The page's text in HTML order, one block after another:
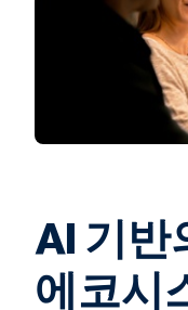
AI 기반
에코시